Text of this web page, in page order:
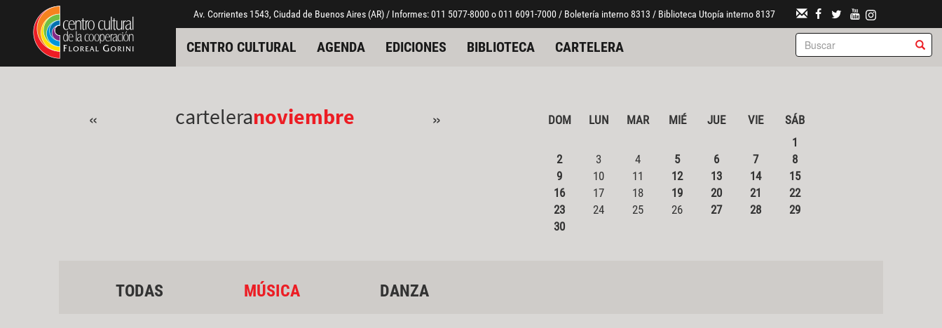
Pasar al contenido principal
Jump to main content Av. Corrientes 1543, Ciudad de Buenos Aires (AR) / Informes: 011 5077-8000 o 011 6091-7000 / Boletería interno 8313 / Biblioteca Utopía interno 8137
CENTRO CULTURAL AGENDA EDICIONES BIBLIOTECA CARTELERA
« carteleranoviembre » DOM LUN MAR MIÉ JUE VIE
SÁB
1
2
3 4 5 6 7
8
9
10 11 12 13 14
15
16
17 18 19 20 21
22
23
24 25 26 27 28
29
30
TODAS MÚSICA DANZA